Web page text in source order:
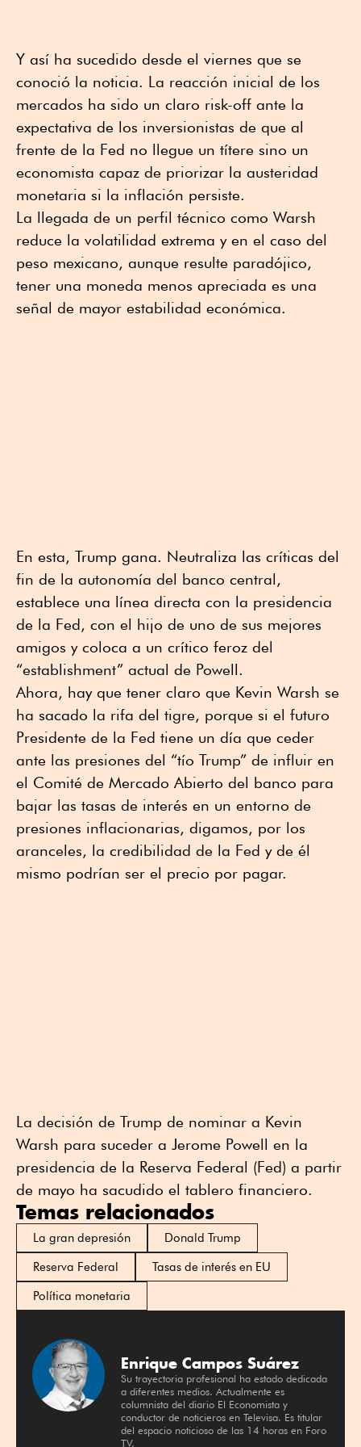
Y así ha sucedido desde el viernes que se
conoció la noticia. La reacción inicial de los
mercados ha sido un claro risk-off ante la
expectativa de los inversionistas de que al
frente de la Fed no llegue un títere sino un
economista capaz de priorizar la austeridad
monetaria si la inflación persiste.
La llegada de un perfil técnico como Warsh
reduce la volatilidad extrema y en el caso del
peso mexicano, aunque resulte paradójico,
tener una moneda menos apreciada es una
señal de mayor estabilidad económica.
En esta, Trump gana. Neutraliza las críticas del
fin de la autonomía del banco central,
establece una línea directa con la presidencia
de la Fed, con el hijo de uno de sus mejores
amigos y coloca a un crítico feroz del
“establishment” actual de Powell.
Ahora, hay que tener claro que Kevin Warsh se
ha sacado la rifa del tigre, porque si el futuro
Presidente de la Fed tiene un día que ceder
ante las presiones del “tío Trump” de influir en
el Comité de Mercado Abierto del banco para
bajar las tasas de interés en un entorno de
presiones inflacionarias, digamos, por los
aranceles, la credibilidad de la Fed y de él
mismo podrían ser el precio por pagar.
La decisión de Trump de nominar a Kevin
Warsh para suceder a Jerome Powell en la
presidencia de la Reserva Federal (Fed) a partir
de mayo ha sacudido el tablero financiero.
Temas relacionados
La gran depresión
Donald Trump
Reserva Federal
Tasas de interés en EU
Política monetaria
Enrique Campos Suárez
Su trayectoria profesional ha estado dedicada
a diferentes medios. Actualmente es
columnista del diario El Economista y
conductor de noticieros en Televisa. Es titular
del espacio noticioso de las 14 horas en Foro
TV.